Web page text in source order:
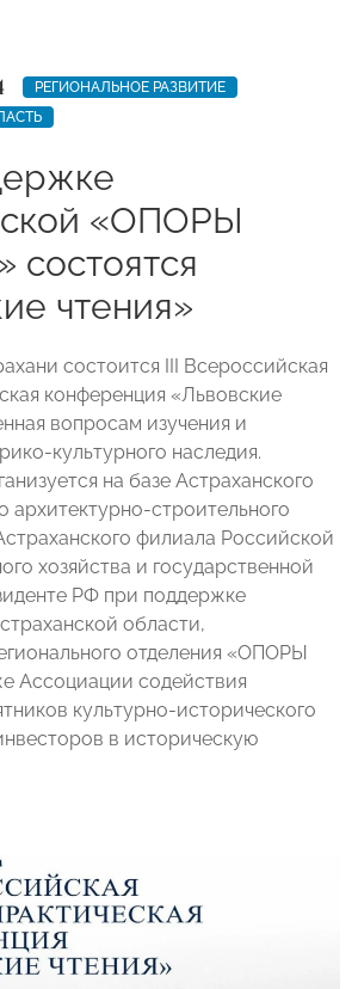
РЕГИОНАЛЬНОЕ РАЗВИТИЕ
«ОПОРЫ
чтения»
состоится III Всероссийская
конференция «Львовские
вопросам изучения и
культурного наследия.
на базе Астраханского
архитектурно-строительного
филиала Российской
хозяйства и государственной
РФ при поддержке
области,
отделения «ОПОРЫ
Ассоциации содействия
культурно-исторического
в историческую